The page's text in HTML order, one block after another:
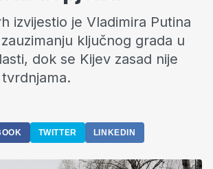
izvijestio je Vladimira Putina
ključnog grada u
dok se Kijev zasad nije
TWITTER LINKEDIN